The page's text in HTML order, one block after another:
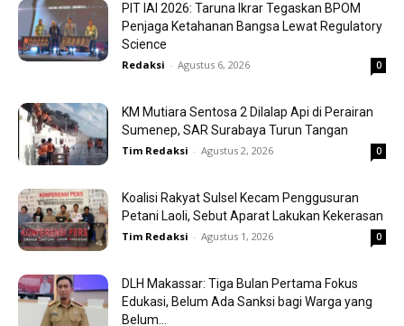
PIT IAI 2026: Taruna Ikrar Tegaskan BPOM
Penjaga Ketahanan Bangsa Lewat Regulatory
Science
Redaksi - Agustus 6, 2026 0
KM Mutiara Sentosa 2 Dilalap Api di Perairan
Sumenep, SAR Surabaya Turun Tangan
Tim Redaksi - Agustus 2, 2026 0
Koalisi Rakyat Sulsel Kecam Penggusuran
Petani Laoli, Sebut Aparat Lakukan Kekerasan
Tim Redaksi - Agustus 1, 2026 0
DLH Makassar: Tiga Bulan Pertama Fokus
Edukasi, Belum Ada Sanksi bagi Warga yang
Belum...